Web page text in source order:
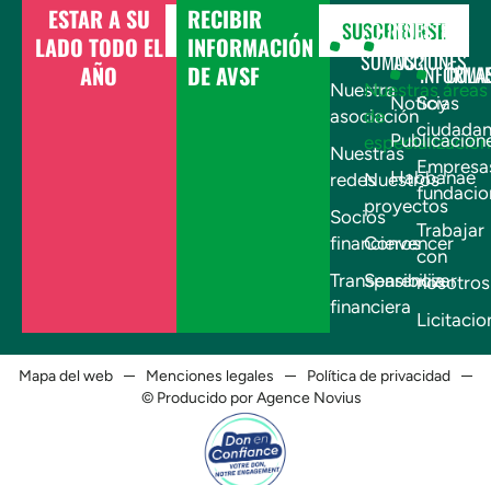
ESTAR A SU
LADO TODO EL
AÑO
DONAR
RECIBIR
INFORMACIÓN
DE AVSF
SUSCRIBIRSE
¿QUIÉNES
SOMOS?
Nuestra
asociación
Nuestras
redes
Socios
financieros
Transparencia
financiera
NUESTRAS
ACCIONES
Nuestras áreas
de
especialización
Nuestros
proyectos
Convencer
Sensibilizar
Noticias
Habbanae
Soy
Trabajar
con
nosotros
Mapa del web Menciones legales
Política de privacidad
© Producido por Agence Novius